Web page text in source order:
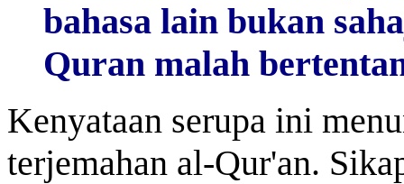
bahasa lain bukan
Quran malah
Kenyataan serupa ini
terjemahan al-Qur'an.